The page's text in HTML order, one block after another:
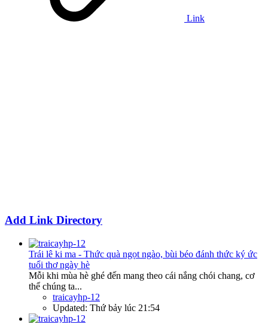
Link
Add Link Directory
Trái lê ki ma - Thức quà ngọt ngào, bùi béo đánh thức ký ức
tuổi thơ ngày hè
Mỗi khi mùa hè ghé đến mang theo cái nắng chói chang, cơ
thể chúng ta...
traicayhp-12
Updated: Thứ bảy lúc 21:54